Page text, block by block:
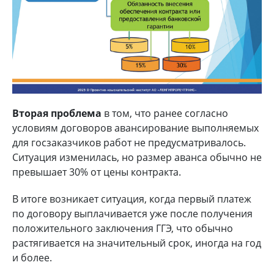
Вторая проблема в том, что ранее согласно
условиям договоров авансирование выполняемых
для госзаказчиков работ не предусматривалось.
Ситуация изменилась, но размер аванса обычно не
превышает 30% от цены контракта.
В итоге возникает ситуация, когда первый платеж
по договору выплачивается уже после получения
положительного заключения ГГЭ, что обычно
растягивается на значительный срок, иногда на год
и более.